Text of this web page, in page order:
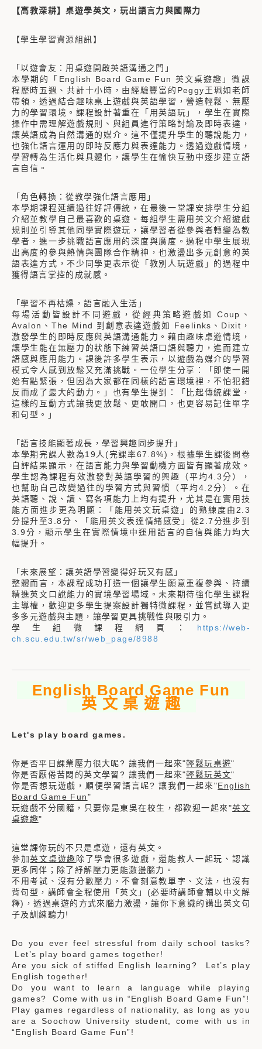
【高教深耕】桌遊學英文，玩出語言力與國際力
【學生學習資源組訊】
「以遊會友：用桌遊開啟英語溝通之門」
本學期的「English Board Game Fun 英文桌遊趣」微課
程歷時五週、共計十小時，由經驗豐富的Peggy王珮如老師
帶領，透過結合趣味桌上遊戲與英語學習，營造輕鬆、無壓
力的學習環境。課程設計著重在「用英語玩」，學生在實際
操作中需理解遊戲規則、與組員進行策略討論及即時表達，
讓英語成為自然溝通的媒介。這不僅提升學生的聽說能力，
也強化語言運用的即時反應力與表達能力。透過遊戲情境，
學習轉為生活化與具體化，讓學生在愉快互動中逐步建立語
言自信。
「角色轉換：從教學強化語言應用」
本學期課程延續過往好評傳統，在最後一堂課安排學生分組
介紹並教學自己最喜歡的桌遊。每組學生需用英文介紹遊戲
規則並引導其他同學實際遊玩，讓學習者從參與者轉變為教
學者，進一步挑戰語言應用的深度與廣度。過程中學生展現
出高度的參與熱情與團隊合作精神，也激盪出多元創意的英
語表達方式，不少同學更表示從「教別人玩遊戲」的過程中
獲得語言掌控的成就感。
「學習不再枯燥，語言融入生活」
每場活動皆設計不同遊戲，從經典策略遊戲如 Coup、
Avalon、The Mind 到創意表達遊戲如 Feelinks、Dixit，
激發學生的即時反應與英語溝通能力。藉由趣味桌遊情境，
讓學生能在無壓力的狀態下練習英語口語與聽力，進而建立
語感與應用能力。課後許多學生表示，以遊戲為媒介的學習
模式令人感到放鬆又充滿挑戰。一位學生分享：「即使一開
始有點緊張，但因為大家都在同樣的語言環境裡，不怕犯錯
反而成了最大的動力。」也有學生提到：「比起傳統課堂，
這樣的互動方式讓我更放鬆、更敢開口，也更容易記住單字
和句型。」
「語言技能顯著成長，學習興趣同步提升」
本學期完課人數為19人(完課率67.8%)，根據學生課後問卷
自評結果顯示，在語言能力與學習動機方面皆有顯著成效。
學生認為課程有效激發對英語學習的興趣（平均4.3分），
也幫助自己改變過往的學習方式與習慣（平均4.2分）。在
英語聽、說、讀、寫各項能力上均有提升，尤其是在實用技
能方面進步更為明顯：「能用英文玩桌遊」的熟練度由2.3
分提升至3.8分、「能用英文表達情緒感受」從2.7分進步到
3.9分，顯示學生在實際情境中運用語言的自信與能力均大
幅提升。
「未來展望：讓英語學習變得好玩又有感」
整體而言，本課程成功打造一個讓學生願意重複參與、持續
精進英文口說能力的實境學習場域。未來期待強化學生課程
主導權，歡迎更多學生提案設計獨特微課程，並嘗試導入更
多多元遊戲與主題，讓學習更具挑戰性與吸引力。
學生組微課程網頁： https://web-
ch.scu.edu.tw/sr/web_page/8988
English Board Game Fun
英 文 桌 遊 趣
Let's play board games.
你是否平日課業壓力很大呢? 讓我們一起來"輕鬆玩桌遊"
你是否厭倦苦悶的英文學習? 讓我們一起來"輕鬆玩英文"
你是否想玩遊戲，順便學習語言呢? 讓我們一起來"English
Board Game Fun"
玩遊戲不分國籍，只要你是東吳在校生，都歡迎一起來"英文
桌遊趣"
這堂課你玩的不只是桌遊，還有英文。
參加英文桌遊趣 除了學會很多遊戲，還能教人一起玩、認識
更多同伴；除了紓解壓力更能激盪腦力。
不用考試、沒有分數壓力，不會刻意教單字、文法，也沒有
背句型，講師會全程使用「英文」(必要時講師會輔以中文解
釋)，透過桌遊的方式來腦力激盪，讓你下意識的講出英文句
子及訓練聽力!
Do you ever feel stressful from daily school tasks?
Let’s play board games together!
Are you sick of stiffed English learning? Let’s play
English together!
Do you want to learn a language while playing
games? Come with us in “English Board Game Fun”!
Play games regardless of nationality, as long as you
are a Soochow University student, come with us in
“English Board Game Fun”!